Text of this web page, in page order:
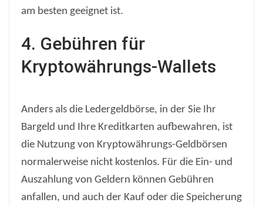
am besten geeignet ist.
4. Gebühren für
Kryptowährungs-Wallets
Anders als die Ledergeldbörse, in der Sie Ihr
Bargeld und Ihre Kreditkarten aufbewahren, ist
die Nutzung von Kryptowährungs-Geldbörsen
normalerweise nicht kostenlos. Für die Ein- und
Auszahlung von Geldern können Gebühren
anfallen, und auch der Kauf oder die Speicherung